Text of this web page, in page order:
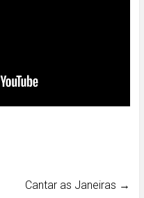
Cantar as Janeiras →